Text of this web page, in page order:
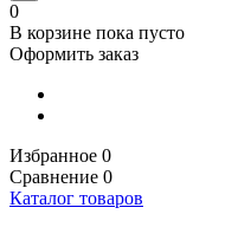
0
В корзине пока пусто
Оформить заказ
Избранное 0
Сравнение 0
Каталог товаров